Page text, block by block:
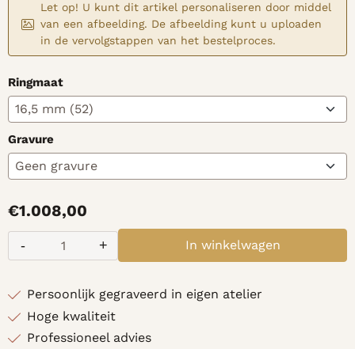
Let op! U kunt dit artikel personaliseren door middel
van een afbeelding. De afbeelding kunt u uploaden
in de vervolgstappen van het bestelproces.
Ringmaat
Gravure
€1.008,00
+
- In winkelwagen
Persoonlijk gegraveerd in eigen atelier
Hoge kwaliteit
Professioneel advies